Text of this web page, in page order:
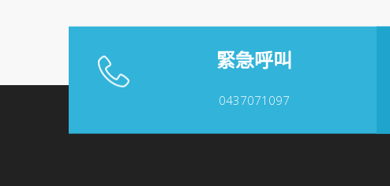
緊急呼叫
0437071097